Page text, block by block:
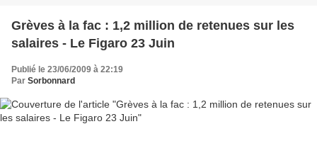
Grèves à la fac : 1,2 million de retenues sur les
salaires - Le Figaro 23 Juin
Publié le 23/06/2009 à 22:19
Par Sorbonnard